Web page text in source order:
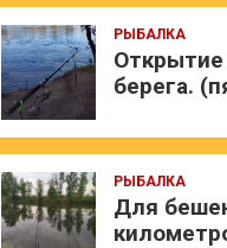
РЫБАЛКА
Открытие
берега.
РЫБАЛКА
Для